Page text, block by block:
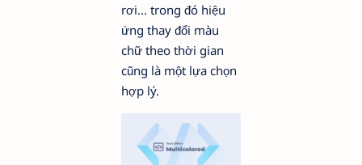
rơi... trong đó hiệu
ứng thay đổi màu
chữ theo thời gian
cũng là một lựa chọn
hợp lý.